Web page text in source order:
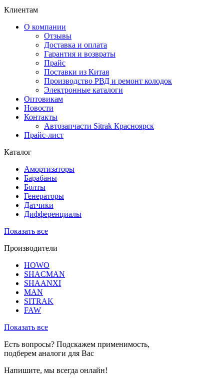
Клиентам
О компании
Отзывы
Доставка и оплата
Гарантия и возвраты
Прайс
Поставки из Китая
Производство РВД и ремонт колодок
Электронные каталоги
Оптовикам
Новости
Контакты
Автозапчасти Sitrak Красноярск
Прайс-лист
Каталог
Амортизаторы
Барабаны
Болты
Генераторы
Датчики
Дифференциалы
Показать все
Производители
HOWO
SHACMAN
SHAANXI
MAN
SITRAK
FAW
Показать все
Есть вопросы? Подскажем применимость,
подберем аналоги для Вас
Напишите, мы всегда онлайн!